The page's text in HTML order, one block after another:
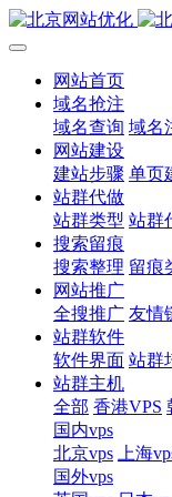
网站首页
域名抢注
域名查询 域名
网站建设
建站步骤 单页
站群代做
站群类型 站群
搜索留痕
搜索整理 留痕
网站推广
全搜推广 友情
站群软件
软件界面 站群
站群主机
全部 香港VPS
国内vps
北京vps
上海
国外vps